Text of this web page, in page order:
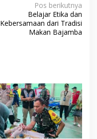
Pos berikutnya
Belajar Etika dan
Kebersamaan dari Tradisi
Makan Bajamba